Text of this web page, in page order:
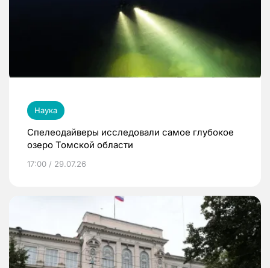
Наука
Спелеодайверы исследовали самое глубокое
озеро Томской области
17:00 / 29.07.26